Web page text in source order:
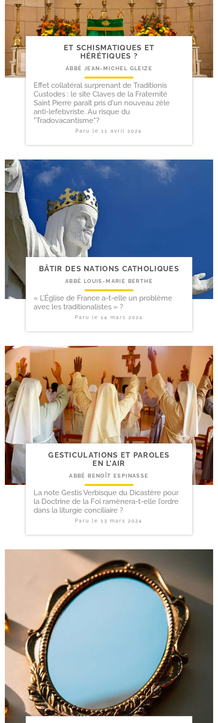
ET SCHISMATIQUES ET
HÉRÉTIQUES ?
ABBÉ JEAN-MICHEL GLEIZE
Effet collatéral surprenant de Traditionis
Custodes : le site Claves de la Fraternité
Saint Pierre paraît pris d'un nouveau zèle
anti-lefebvriste. Au risque du
"Tradovacantisme"?
Paru le11 avril 2024
BÂTIR DES NATIONS CATHOLIQUES
ABBÉ LOUIS-MARIE BERTHE
« L’Église de France a-t-elle un problème
avec les traditionalistes » ?
Paru le 14 mars 2024
GESTICULATIONS ET PAROLES
EN L’AIR
ABBÉ BENOÎT ESPINASSE
La note Gestis Verbisque du Dicastère pour
la Doctrine de la Foi ramènera-t-elle l’ordre
dans la liturgie conciliaire ?
Paru le13 mars 2024